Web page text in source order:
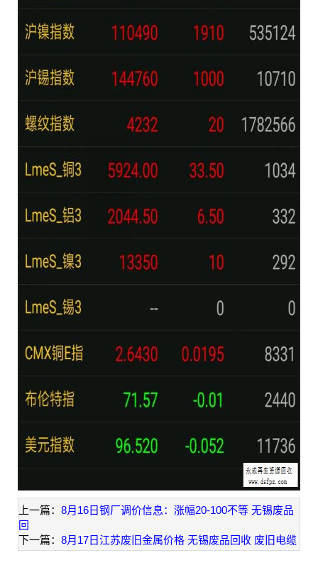
上一篇： 8月16日钢厂调价信息：涨幅20-100不等 无锡废品
回
下一篇： 8月17日江苏废旧金属价格 无锡废品回收 废旧电缆